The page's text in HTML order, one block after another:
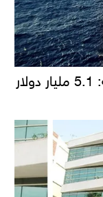
قفزة في صادرات الصناعات الغذائية: 5.1 مليار دولار